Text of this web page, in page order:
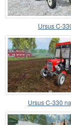
Ursus C-
Ursus C-330